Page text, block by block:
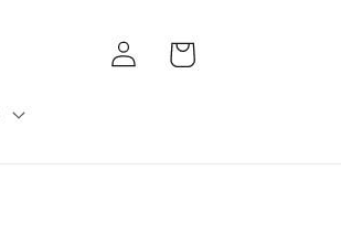
Connexion Panier